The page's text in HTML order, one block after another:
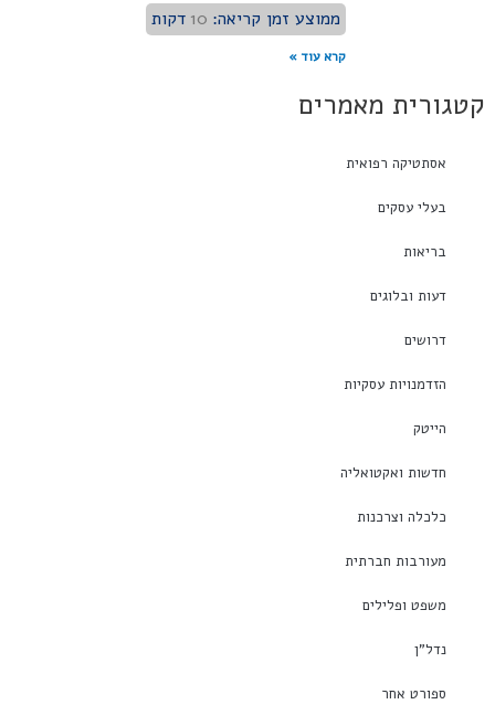
ממוצע זמן קריאה: 10 דקות
קרא עוד »
קטגורית מאמרים
אסתטיקה רפואית
בעלי עסקים
בריאות
דעות ובלוגים
דרושים
הזדמנויות עסקיות
הייטק
חדשות ואקטואליה
כלכלה וצרכנות
מעורבות חברתית
משפט ופלילים
נדל"ן
ספורט אחר